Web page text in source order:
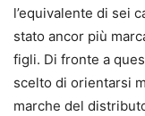
l’equivalente di sei
stato ancor più
figli. Di fronte a
scelto di orientarsi
marche del